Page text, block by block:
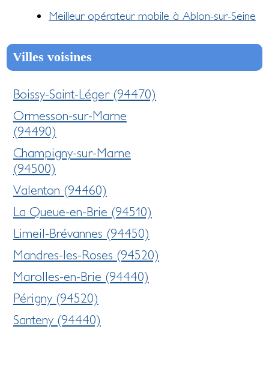
Meilleur opérateur mobile à Ablon-sur-Seine
Villes voisines
Boissy-Saint-Léger (94470)
Ormesson-sur-Marne
(94490)
Champigny-sur-Marne
(94500)
Valenton (94460)
La Queue-en-Brie (94510)
Limeil-Brévannes (94450)
Mandres-les-Roses (94520)
Marolles-en-Brie (94440)
Périgny (94520)
Santeny (94440)